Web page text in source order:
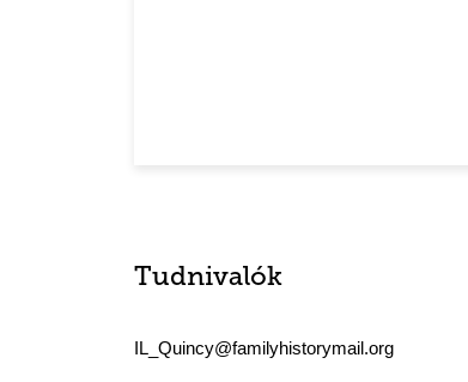
Tudnivalók
IL_Quincy@familyhistorymail.org